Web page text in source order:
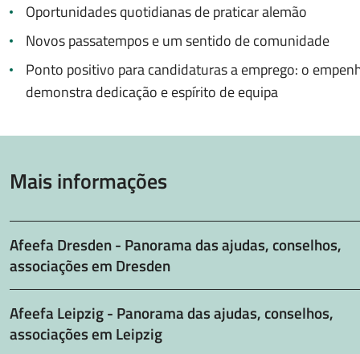
Oportunidades quotidianas de praticar alemão
Novos passatempos e um sentido de comunidade
Ponto positivo para candidaturas a emprego: o
demonstra dedicação e espírito de equipa
Mais informações
Afeefa Dresden - Panorama das ajudas, conselhos,
associações em Dresden
Afeefa Leipzig - Panorama das ajudas, conselhos,
associações em Leipzig